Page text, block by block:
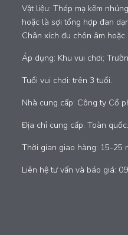
Vật liệu: Thép mạ kẽm
hoặc là sợi tổng hợp đan
Chân xích đu chôn âm
Áp dụng: Khu vui chơi;
Tuổi vui chơi: trên 3 tuổi.
Nhà cung cấp: Công ty Cổ
Địa chỉ cung cấp: Toàn quốc.
Thời gian giao hàng: 15-25
Liên hệ tư vấn và báo giá: